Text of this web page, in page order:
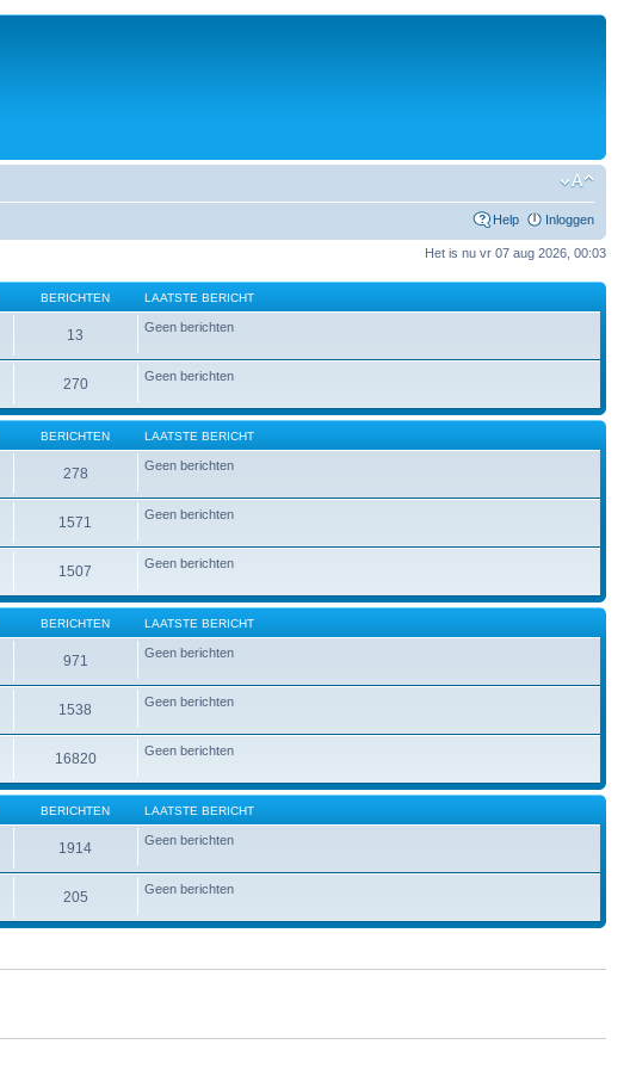
Help Inloggen
Het is nu vr 07 aug 2026, 00:03
BERICHTEN LAATSTE BERICHT
13 Geen berichten
270 Geen berichten
BERICHTEN LAATSTE BERICHT
278 Geen berichten
1571 Geen berichten
1507 Geen berichten
BERICHTEN LAATSTE BERICHT
971 Geen berichten
1538 Geen berichten
16820 Geen berichten
BERICHTEN LAATSTE BERICHT
1914 Geen berichten
205 Geen berichten